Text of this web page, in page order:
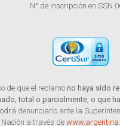
N° de inscripción en SSN
de que el reclamo no haya sido
total o parcialmente, o que
denunciarlo ante la
Nación a través de